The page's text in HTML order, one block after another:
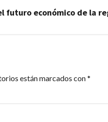
futuro económico de la
están marcados con*